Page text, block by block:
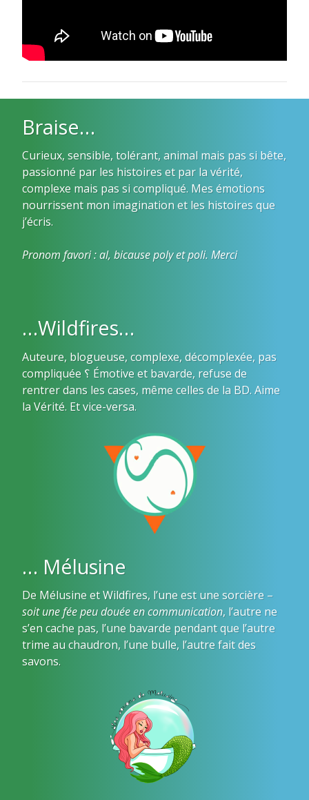
Braise…
Curieux, sensible, tolérant, animal mais pas si bête,
passionné par les histoires et par la vérité,
complexe mais pas si compliqué. Mes émotions
nourrissent mon imagination et les histoires que
j’écris.
Pronom favori : al, bicause poly et poli. Merci
…Wildfires…
Auteure, blogueuse, complexe, décomplexée, pas
compliquée ؟ Émotive et bavarde, refuse de
rentrer dans les cases, même celles de la BD. Aime
la Vérité. Et vice-versa.
… Mélusine
De Mélusine et Wildfires, l’une est une sorcière –
soit une fée peu douée en communication, l’autre ne
s’en cache pas, l’une bavarde pendant que l’autre
trime au chaudron, l’une bulle, l’autre fait des
savons.